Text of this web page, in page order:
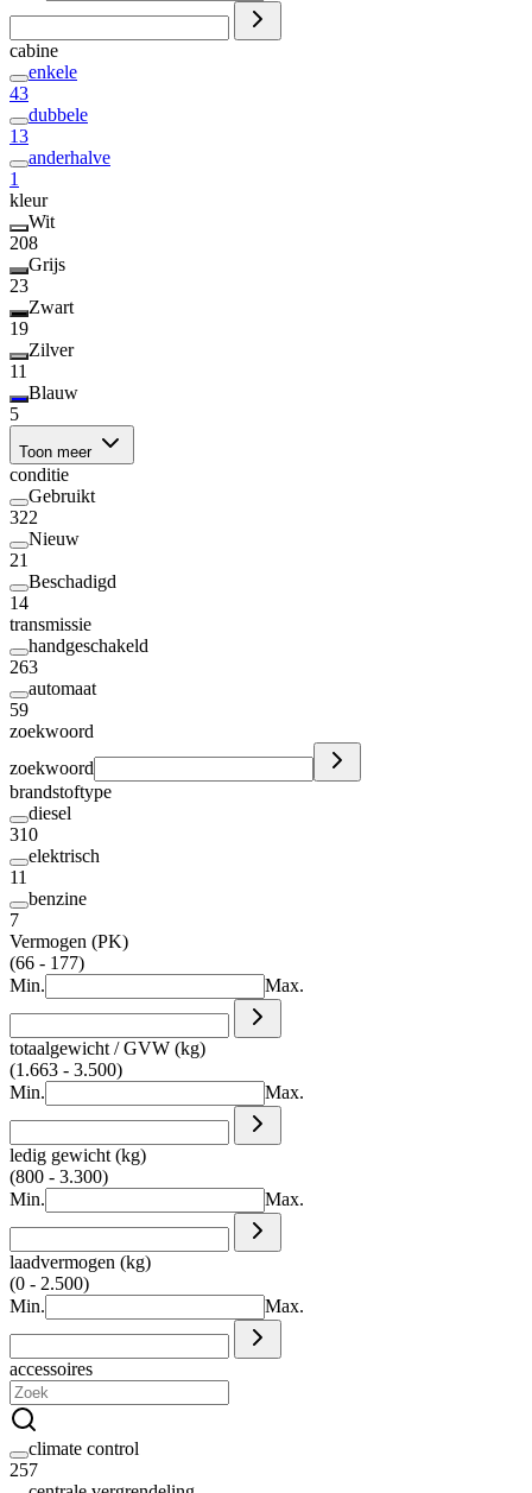
cabine
enkele
43
dubbele
13
anderhalve
1
kleur
Wit
208
Grijs
23
Zwart
19
Zilver
11
Blauw
5
Toon meer
conditie
Gebruikt
322
Nieuw
21
Beschadigd
14
transmissie
handgeschakeld
263
automaat
59
zoekwoord
zoekwoord
brandstoftype
diesel
310
elektrisch
11
benzine
7
Vermogen (PK)
(66 - 177)
Min.
Max.
totaalgewicht / GVW (kg)
(1.663 - 3.500)
Min.
Max.
ledig gewicht (kg)
(800 - 3.300)
Min.
Max.
laadvermogen (kg)
(0 - 2.500)
Min.
Max.
accessoires
climate control
257